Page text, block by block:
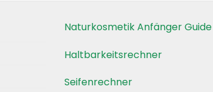
mehrere
auf.
Optionen
Naturkosmetik Anfänger Guide
Haltbarkeitsrechner
Seifenrechner